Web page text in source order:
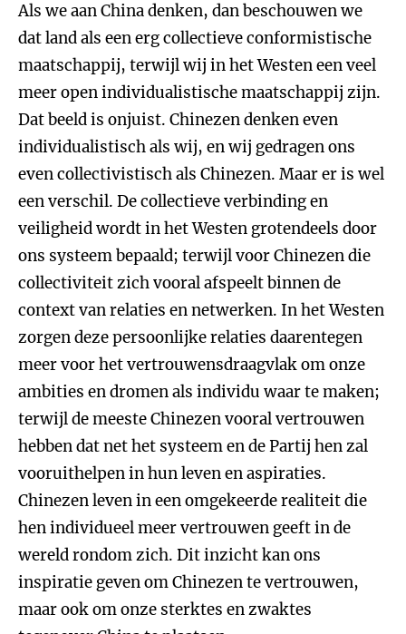
Als we aan China denken, dan beschouwen we
dat land als een erg collectieve conformistische
maatschappij, terwijl wij in het Westen een veel
meer open individualistische maatschappij zijn.
Dat beeld is onjuist. Chinezen denken even
individualistisch als wij, en wij gedragen ons
even collectivistisch als Chinezen. Maar er is wel
een verschil. De collectieve verbinding en
veiligheid wordt in het Westen grotendeels door
ons systeem bepaald; terwijl voor Chinezen die
collectiviteit zich vooral afspeelt binnen de
context van relaties en netwerken. In het Westen
zorgen deze persoonlijke relaties daarentegen
meer voor het vertrouwensdraagvlak om onze
ambities en dromen als individu waar te maken;
terwijl de meeste Chinezen vooral vertrouwen
hebben dat net het systeem en de Partij hen zal
vooruithelpen in hun leven en aspiraties.
Chinezen leven in een omgekeerde realiteit die
hen individueel meer vertrouwen geeft in de
wereld rondom zich. Dit inzicht kan ons
inspiratie geven om Chinezen te vertrouwen,
maar ook om onze sterktes en zwaktes